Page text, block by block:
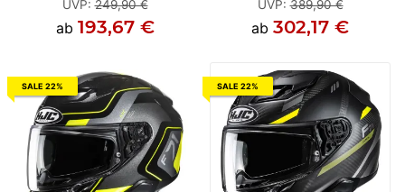
UVP:249,90 €
ab 193,67 €
UVP:249,90 €
ab191,08 €
UVP:389,90 €
ab 302,17 €
SALE 22% SALE 22%